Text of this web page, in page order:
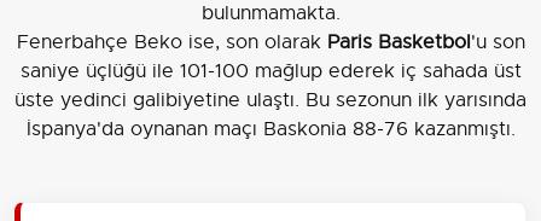
bulunmamakta.
Fenerbahçe Beko ise, son olarak Paris Basketbol'u son
saniye üçlüğü ile 101-100 mağlup ederek iç sahada üst
üste yedinci galibiyetine ulaştı. Bu sezonun ilk yarısında
İspanya'da oynanan maçı Baskonia 88-76 kazanmıştı.